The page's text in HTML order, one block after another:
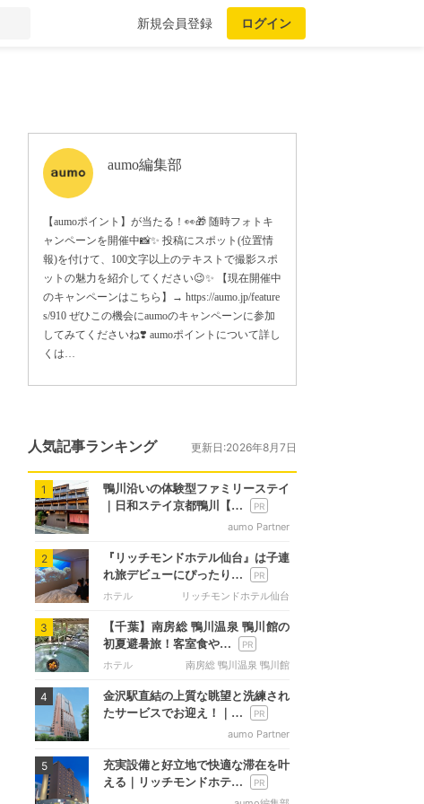
新規会員登録 ログイン
aumo編集部
【aumoポイント】が当たる！👀🎁 随時フォトキ
ャンペーンを開催中📸✨ 投稿にスポット(位置情
報)を付けて、100文字以上のテキストで撮影スポ
ットの魅力を紹介してください😉✨ 【現在開催中
のキャンペーンはこちら】→ https://aumo.jp/feature
s/910 ぜひこの機会にaumoのキャンペーンに参加
してみてくださいね❣️ aumoポイントについて詳し
くは…
人気記事ランキング 更新日:2026年8月7日
1
鴨川沿いの体験型ファミリーステイ
｜日和ステイ京都鴨川【…
aumo Partner
2
『リッチモンドホテル仙台』は子連
れ旅デビューにぴったり…
ホテル リッチモンドホテル仙台
3
【千葉】南房総 鴨川温泉 鴨川館の
初夏避暑旅！客室食や…
ホテル 南房総 鴨川温泉 鴨川館
4
金沢駅直結の上質な眺望と洗練され
たサービスでお迎え！｜…
aumo Partner
5
充実設備と好立地で快適な滞在を叶
える｜リッチモンドホテ…